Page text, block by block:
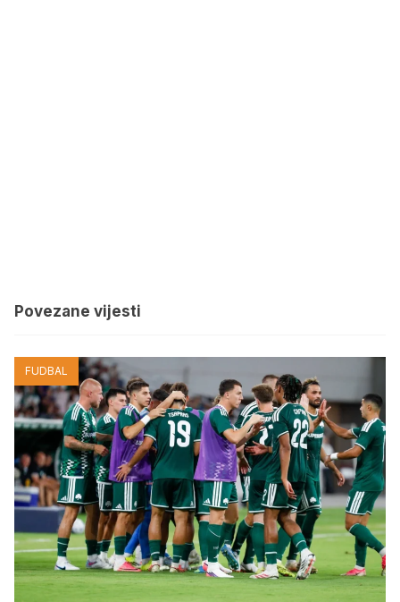
Povezane vijesti
FUDBAL